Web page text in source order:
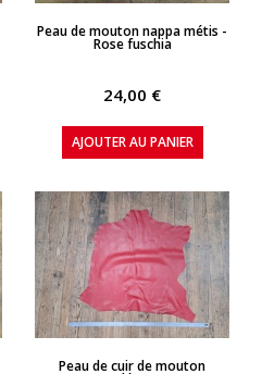
APERÇU RAPIDE
Peau de mouton nappa métis -
Rose fuschia
24,00 €
AJOUTER AU PANIER
APERÇU RAPIDE
Peau de cuir de mouton